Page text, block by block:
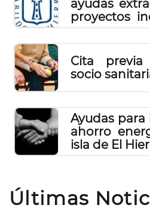
Hierro
ayudas
proyectos
colectivos
social
sociales,
empresas
físicas.
Cita previa
socio
Ayudas para
ahorro
isla de El
Últimas